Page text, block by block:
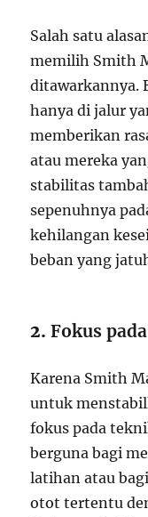
Salah satu
memilih Smith
ditawarkannya.
hanya di jalur
memberikan
atau mereka
stabilitas
sepenuhnya
kehilangan
beban yang
2.Fokus
Karena Smith
untuk
fokus pada
berguna bagi
latihan atau
otot tertentu